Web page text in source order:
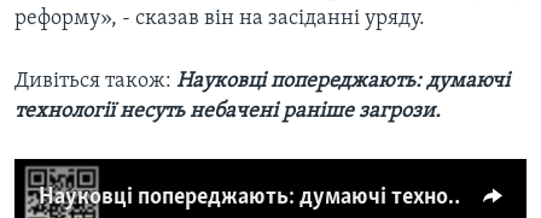
реформу», - сказав він на засіданні уряду.
Дивіться також: Науковці попереджають: думаючі
технології несуть небачені раніше загрози.
Науковці попереджають: думаючі технології несуть небачені раніше загрози. Відео